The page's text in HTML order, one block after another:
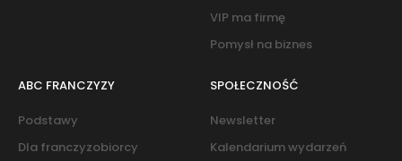
VIP ma firmę
Pomysł na biznes
ABC FRANCZYZY
Podstawy
Dla franczyzobiorcy
SPOŁECZNOŚĆ
Newsletter
Kalendarium wydarzeń